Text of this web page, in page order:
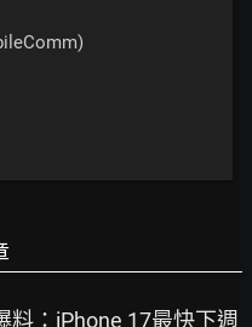
料：iPhone 17最快下週